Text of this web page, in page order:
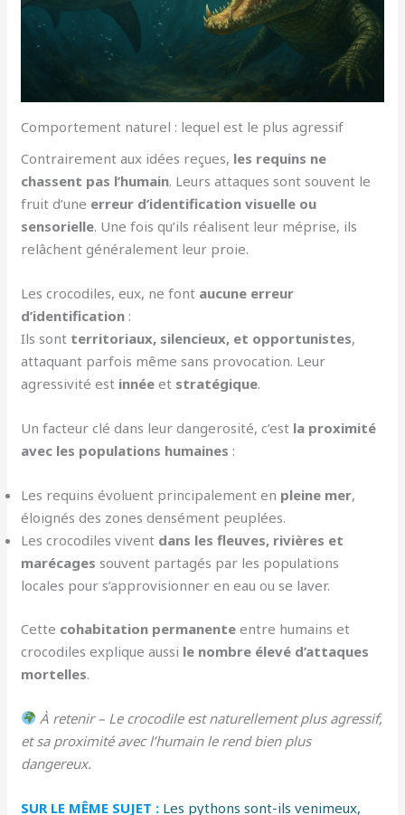
Comportement naturel : lequel est le plus agressif
Contrairement aux idées reçues, les requins ne
chassent pas l’humain. Leurs attaques sont souvent le
fruit d’une erreur d’identification visuelle ou
sensorielle. Une fois qu’ils réalisent leur méprise, ils
relâchent généralement leur proie.
Les crocodiles, eux, ne font aucune erreur
d’identification :
Ils sont territoriaux, silencieux, et opportunistes,
attaquant parfois même sans provocation. Leur
agressivité est innée et stratégique.
Un facteur clé dans leur dangerosité, c’est la proximité
avec les populations humaines :
Les requins évoluent principalement en pleine mer,
éloignés des zones densément peuplées.
Les crocodiles vivent dans les fleuves, rivières et
marécages souvent partagés par les populations
locales pour s’approvisionner en eau ou se laver.
Cette cohabitation permanente entre humains et
crocodiles explique aussi le nombre élevé d’attaques
mortelles.
À retenir – Le crocodile est naturellement plus agressif,
et sa proximité avec l’humain le rend bien plus
dangereux.
SUR LE MÊME SUJET : Les pythons sont-ils venimeux,